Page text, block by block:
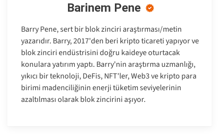
Barinem Pene
Barry Pene, sert bir blok zinciri araştırması/metin
yazarıdır. Barry, 2017'den beri kripto ticareti yapıyor ve
blok zinciri endüstrisini doğru kaideye oturtacak
konulara yatırım yaptı. Barry'nin araştırma uzmanlığı,
yıkıcı bir teknoloji, DeFis, NFT'ler, Web3 ve kripto para
birimi madenciliğinin enerji tüketim seviyelerinin
azaltılması olarak blok zincirini aşıyor.